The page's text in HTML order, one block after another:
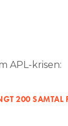
APL-krisen:
200 SAMTAL